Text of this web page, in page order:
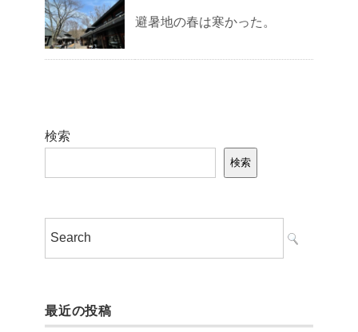
避暑地の春は寒かった。
検索
検索
最近の投稿